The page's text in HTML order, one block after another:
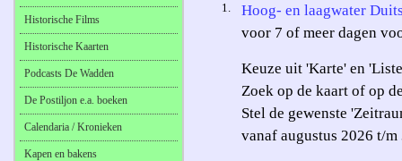
1.
Hoog- en laagwater
voor 7 of meer dagen
Keuze uit 'Karte' en
Zoek op de kaart of op
Stel de gewenste
vanaf augustus 2026 t/
Historische Films
Historische Kaarten
Podcasts De Wadden
De Postiljon e.a. boeken
Calendaria / Kronieken
Kapen en bakens